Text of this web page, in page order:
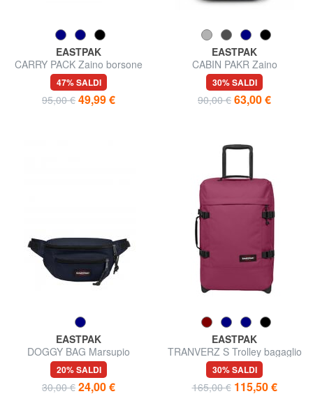
EASTPAK
CARRY PACK Zaino borsone
porta pc 17"
47% SALDI
95,00 € 49,99 €
EASTPAK
CABIN PAKR Zaino
underseater, porta pc 15", ok
Ryanair
30% SALDI
90,00 € 63,00 €
EASTPAK
DOGGY BAG Marsupio
20% SALDI
30,00 € 24,00 €
EASTPAK
TRANVERZ S Trolley bagaglio
a mano
30% SALDI
165,00 € 115,50 €